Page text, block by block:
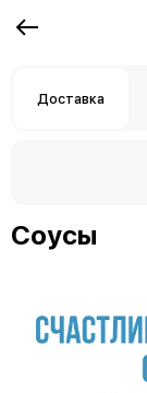
Доставка
Соусы